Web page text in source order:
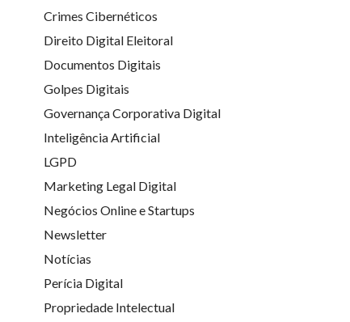
Crimes Cibernéticos
Direito Digital Eleitoral
Documentos Digitais
Golpes Digitais
Governança Corporativa Digital
Inteligência Artificial
LGPD
Marketing Legal Digital
Negócios Online e Startups
Newsletter
Notícias
Perícia Digital
Propriedade Intelectual